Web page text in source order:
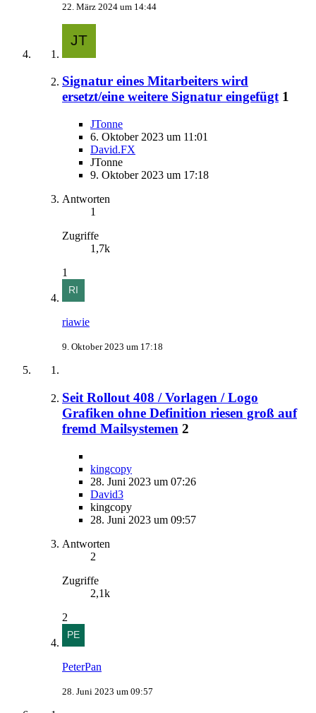
22. März 2024 um 14:44
Signatur eines Mitarbeiters wird
ersetzt/eine weitere Signatur eingefügt 1
JTonne
6. Oktober 2023 um 11:01
David.FX
JTonne
9. Oktober 2023 um 17:18
Antworten
1
Zugriffe
1,7k
1
riawie
9. Oktober 2023 um 17:18
Seit Rollout 408 / Vorlagen / Logo
Grafiken ohne Definition riesen groß auf
fremd Mailsystemen 2
kingcopy
28. Juni 2023 um 07:26
David3
kingcopy
28. Juni 2023 um 09:57
Antworten
2
Zugriffe
2,1k
2
PeterPan
28. Juni 2023 um 09:57